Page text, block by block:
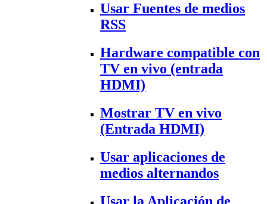
Usar Fuentes de medios
RSS
Hardware compatible con
TV en vivo (entrada
HDMI)
Mostrar TV en vivo
(Entrada HDMI)
Usar aplicaciones de
medios alternandos
Usar la Aplicación de